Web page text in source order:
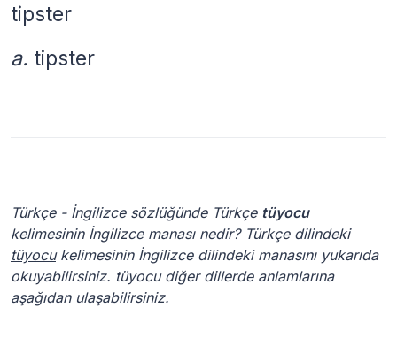
tipster
a. tipster
Türkçe - İngilizce sözlüğünde Türkçe tüyocu
kelimesinin İngilizce manası nedir? Türkçe dilindeki
tüyocukelimesinin İngilizce dilindeki manasını yukarıda
okuyabilirsiniz. tüyocu diğer dillerde anlamlarına
aşağıdan ulaşabilirsiniz.